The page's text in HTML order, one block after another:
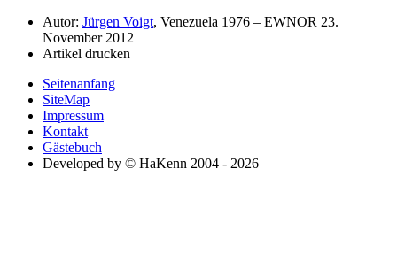
Autor: Jürgen Voigt, Venezuela 1976 – EWNOR 23.
November 2012
Artikel drucken
Seitenanfang
SiteMap
Impressum
Kontakt
Gästebuch
Developed by © HaKenn 2004 - 2026